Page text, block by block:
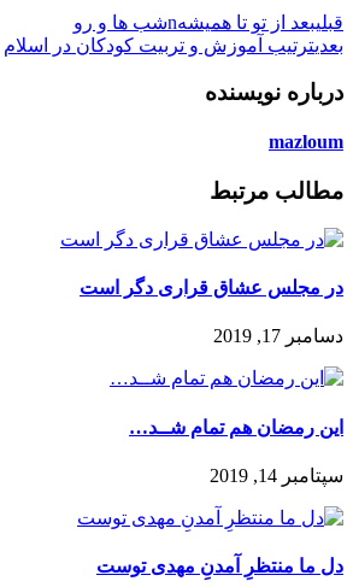
قبلیبعد از تو تا همیشهnشب ها و رو
بعدیترتیب آموزش و تربیت کودکان در اسلام
درباره نویسنده
mazloum
مطالب مرتبط
در مجلس عشاق قراری دگر است
دسامبر 17, 2019
این رمضان هم تمام شــد…
سپتامبر 14, 2019
دل ما منتظرِ آمدنِ مهدی توست